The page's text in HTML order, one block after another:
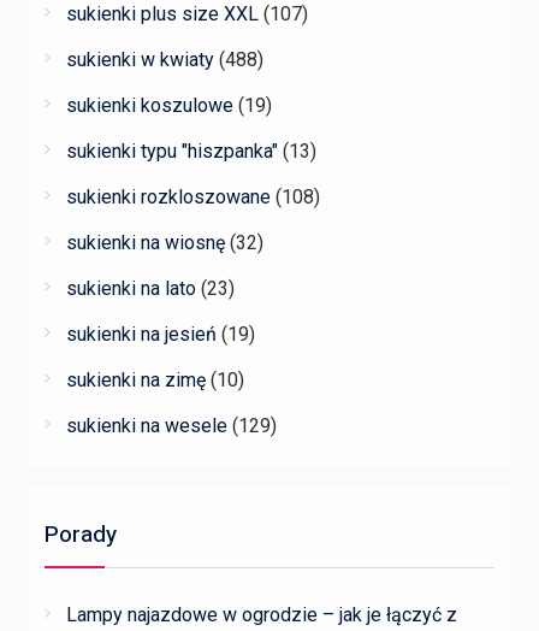
sukienki plus size XXL (107)
sukienki w kwiaty (488)
sukienki koszulowe (19)
sukienki typu "hiszpanka" (13)
sukienki rozkloszowane (108)
sukienki na wiosnę (32)
sukienki na lato (23)
sukienki na jesień (19)
sukienki na zimę (10)
sukienki na wesele (129)
Porady
Lampy najazdowe w ogrodzie – jak je łączyć z